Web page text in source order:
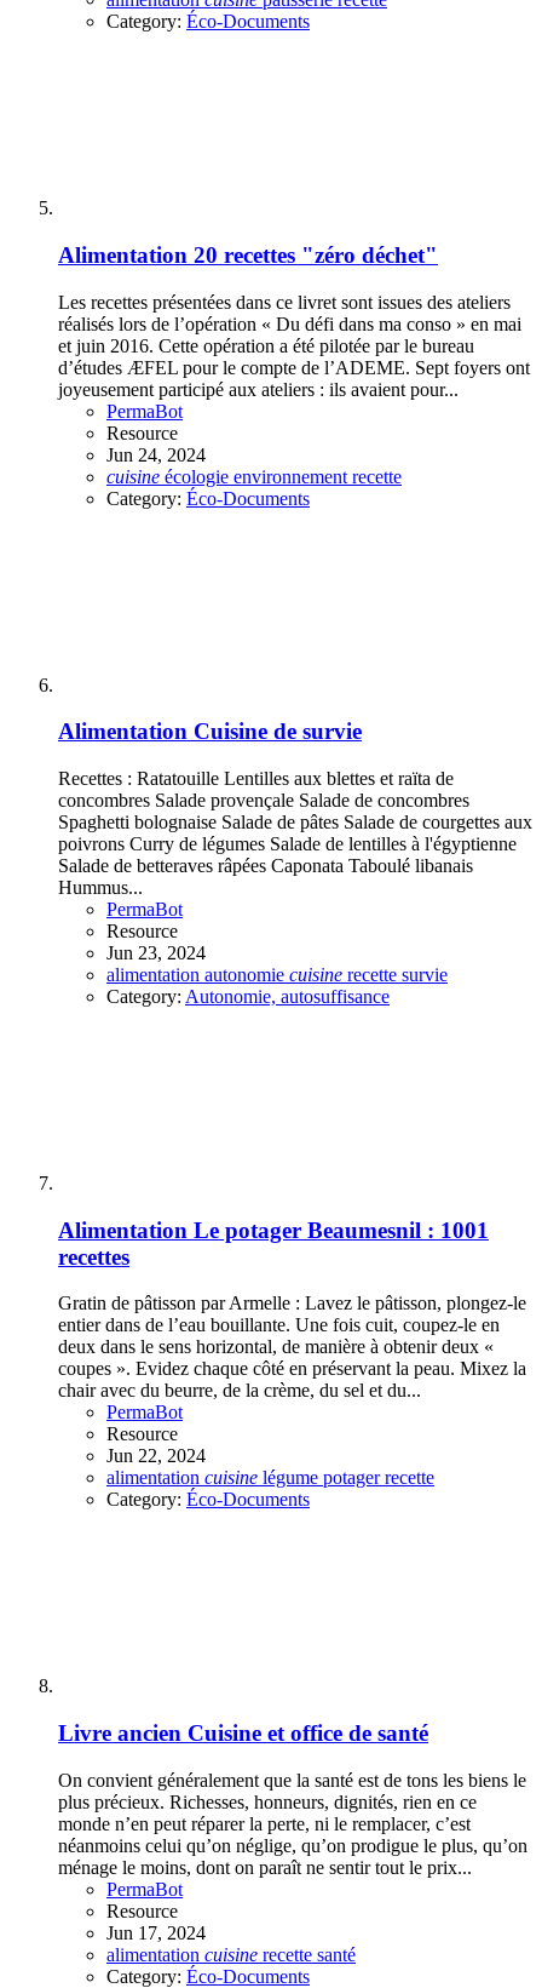
Category: Éco-Documents
Alimentation 20 recettes "zéro déchet"
Les recettes présentées dans ce livret sont issues des ateliers
réalisés lors de l’opération « Du défi dans ma conso » en mai
et juin 2016. Cette opération a été pilotée par le bureau
d’études ÆFEL pour le compte de l’ADEME. Sept foyers ont
joyeusement participé aux ateliers : ils avaient pour...
PermaBot
Resource
Jun 24, 2024
cuisine écologie environnement recette
Category: Éco-Documents
Alimentation Cuisine de survie
Recettes : Ratatouille Lentilles aux blettes et raïta de
concombres Salade provençale Salade de concombres
Spaghetti bolognaise Salade de pâtes Salade de courgettes aux
poivrons Curry de légumes Salade de lentilles à l'égyptienne
Salade de betteraves râpées Caponata Taboulé libanais
Hummus...
PermaBot
Resource
Jun 23, 2024
alimentation autonomie cuisine recette survie
Category: Autonomie, autosuffisance
Alimentation Le potager Beaumesnil : 1001
recettes
Gratin de pâtisson par Armelle : Lavez le pâtisson, plongez-le
entier dans de l’eau bouillante. Une fois cuit, coupez-le en
deux dans le sens horizontal, de manière à obtenir deux «
coupes ». Evidez chaque côté en préservant la peau. Mixez la
chair avec du beurre, de la crème, du sel et du...
PermaBot
Resource
Jun 22, 2024
alimentation cuisine légume potagerrecette
Category: Éco-Documents
Livre ancien Cuisine et office de santé
On convient généralement que la santé est de tons les biens le
plus précieux. Richesses, honneurs, dignités, rien en ce
monde n’en peut réparer la perte, ni le remplacer, c’est
néanmoins celui qu’on néglige, qu’on prodigue le plus, qu’on
ménage le moins, dont on paraît ne sentir tout le prix...
PermaBot
Resource
Jun 17, 2024
alimentation cuisine recette santé
Category: Éco-Documents